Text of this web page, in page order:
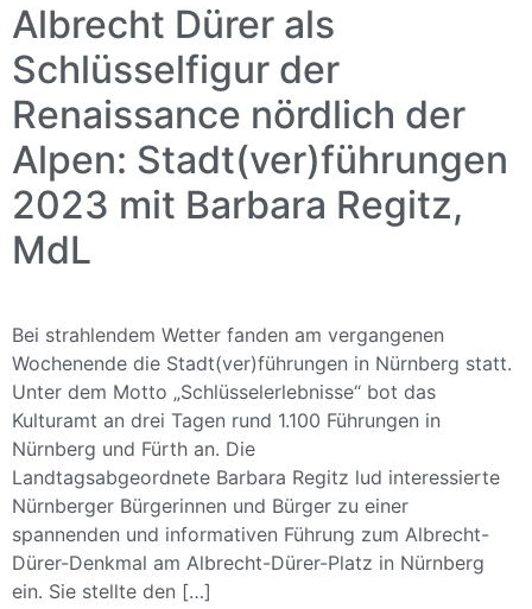
Albrecht Dürer als
Schlüsselfigur der
Renaissance nördlich der
Alpen: Stadt(ver)führungen
2023 mit Barbara Regitz,
MdL
Bei strahlendem Wetter fanden am vergangenen
Wochenende die Stadt(ver)führungen in Nürnberg statt.
Unter dem Motto „Schlüsselerlebnisse“ bot das
Kulturamt an drei Tagen rund 1.100 Führungen in
Nürnberg und Fürth an. Die
Landtagsabgeordnete Barbara Regitz lud interessierte
Nürnberger Bürgerinnen und Bürger zu einer
spannenden und informativen Führung zum Albrecht-
Dürer-Denkmal am Albrecht-Dürer-Platz in Nürnberg
ein. Sie stellte den […]